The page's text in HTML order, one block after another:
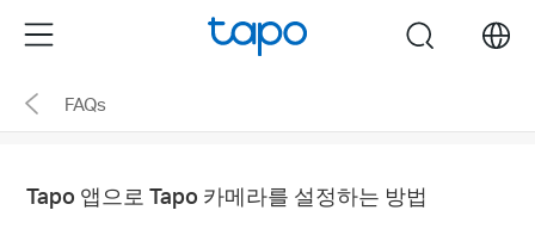
the
navigation
Menu search
FAQs
Tapo 앱으로 Tapo 카메라를 설정하는 방법